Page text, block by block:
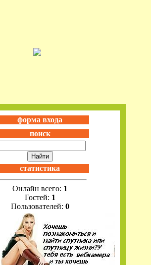
форма входа
поиск
статистика
Онлайн всего: 1
Гостей: 1
Пользователей: 0